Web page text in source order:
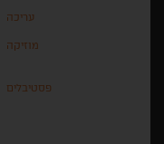
עריכה
מוזיקה
פסטיבלים